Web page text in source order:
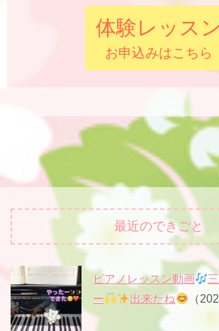
体験レッスン
お申込みはこちら
最近のできごと
ピアノレッスン動画
ー
出来たね （